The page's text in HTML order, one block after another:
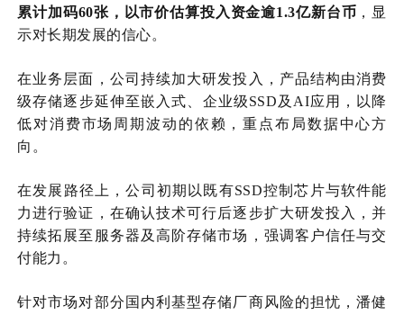
累计加码60张，以市价估算投入资金逾1.3亿新台币 ，显
示对长期发展的信心。
在业务层面，公司持续加大研发投入，产品结构由消费
级存储逐步延伸至嵌入式、企业级SSD及AI应用，以降
低对消费市场周期波动的依赖 ，重点布局数据中心方
向。
在发展路径上，公司初期以既有SSD控制芯片与软件能
力进行验证，在确认技术可行后逐步扩大研发投入，并
持续拓展至服务器及高阶存储市场，强调客户信任与交
付能力。
针对市场对部分 国内利基型存储厂商风险的担忧，潘健